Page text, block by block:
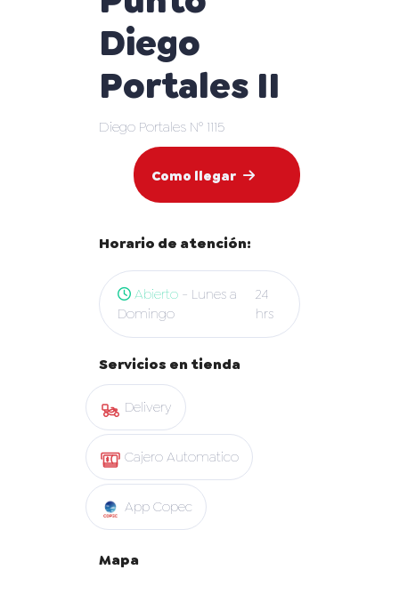
Diego
Portales II
Diego Portales N° 1115
Como llegar
Horario de atención:
Abierto - Lunes a
Domingo
24
hrs
Servicios en tienda
Delivery
Cajero Automatico
App Copec
Mapa